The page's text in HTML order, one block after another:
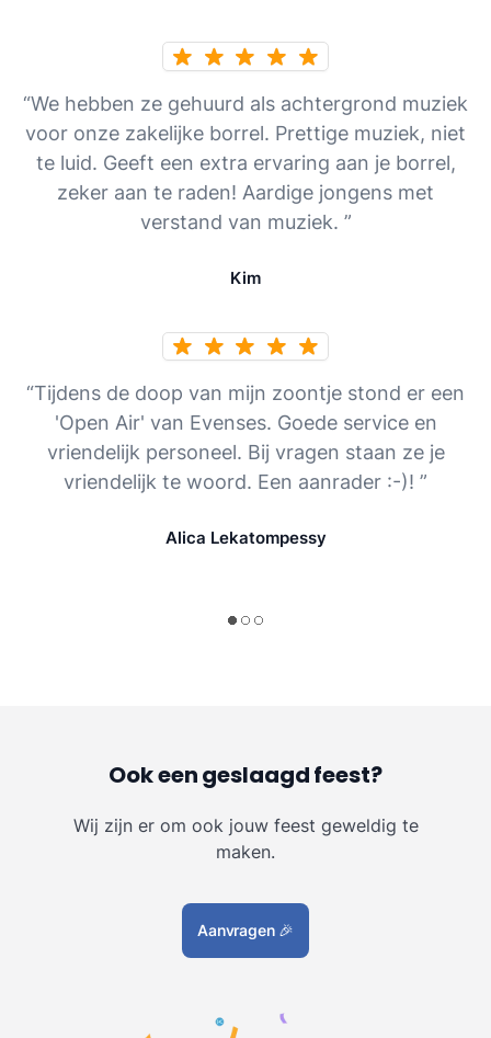
“We hebben ze gehuurd als achtergrond muziek
voor onze zakelijke borrel. Prettige muziek, niet
te luid. Geeft een extra ervaring aan je borrel,
zeker aan te raden! Aardige jongens met
verstand van muziek. ”
Kim
“Tijdens de doop van mijn zoontje stond er een
'Open Air' van Evenses. Goede service en
vriendelijk personeel. Bij vragen staan ze je
vriendelijk te woord. Een aanrader :-)! ”
Alica Lekatompessy
Ook een geslaagd feest?
Wij zijn er om ook jouw feest geweldig te
maken.
Aanvragen 🎉